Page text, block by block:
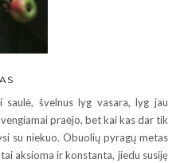
švelnus lyg vasara, lyg jau
praėjo, bet kai kas dar tik
su niekuo. Obuolių pyragų metas
aksioma ir konstanta, jiedu susiję